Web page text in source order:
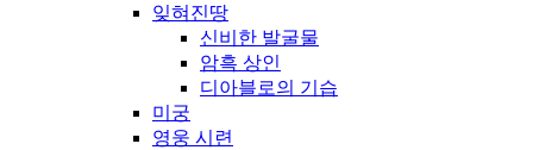
잊혀진땅
신비한 발굴물
암흑 상인
디아블로의 기습
미궁
영웅 시련